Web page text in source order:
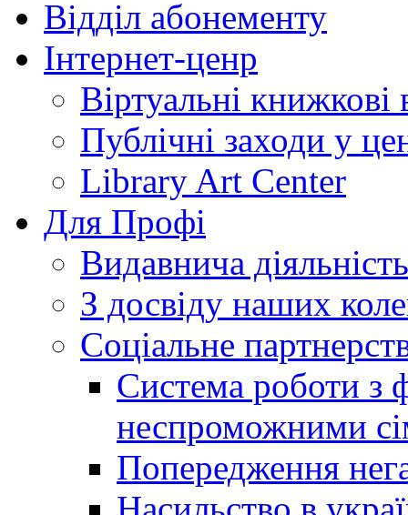
Відділ абонементу
Інтернет-ценр
Віртуальні книжкові
Публічні заходи у
Library Art Center
Для Профі
Видавнича діяльність
З досвіду наших
Соціальне
Система роботи з
неспроможними
Попередження